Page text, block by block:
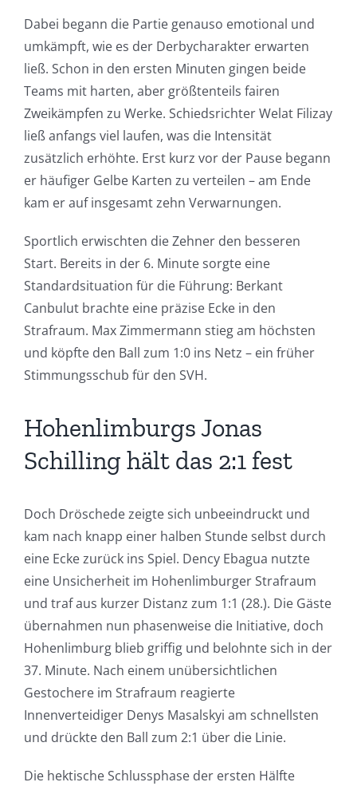
Dabei begann die Partie genauso emotional und
umkämpft, wie es der Derbycharakter erwarten
ließ. Schon in den ersten Minuten gingen beide
Teams mit harten, aber größtenteils fairen
Zweikämpfen zu Werke. Schiedsrichter Welat Filizay
ließ anfangs viel laufen, was die Intensität
zusätzlich erhöhte. Erst kurz vor der Pause begann
er häufiger Gelbe Karten zu verteilen – am Ende
kam er auf insgesamt zehn Verwarnungen.
Sportlich erwischten die Zehner den besseren
Start. Bereits in der 6. Minute sorgte eine
Standardsituation für die Führung: Berkant
Canbulut brachte eine präzise Ecke in den
Strafraum. Max Zimmermann stieg am höchsten
und köpfte den Ball zum 1:0 ins Netz – ein früher
Stimmungsschub für den SVH.
Hohenlimburgs Jonas
Schilling hält das 2:1 fest
Doch Dröschede zeigte sich unbeeindruckt und
kam nach knapp einer halben Stunde selbst durch
eine Ecke zurück ins Spiel. Dency Ebagua nutzte
eine Unsicherheit im Hohenlimburger Strafraum
und traf aus kurzer Distanz zum 1:1 (28.). Die Gäste
übernahmen nun phasenweise die Initiative, doch
Hohenlimburg blieb griffig und belohnte sich in der
37. Minute. Nach einem unübersichtlichen
Gestochere im Strafraum reagierte
Innenverteidiger Denys Masalskyi am schnellsten
und drückte den Ball zum 2:1 über die Linie.
Die hektische Schlussphase der ersten Hälfte